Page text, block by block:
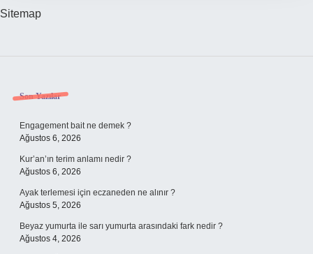
Sitemap
Sidebar
Son Yazılar
Engagement bait ne demek ?
Ağustos 6, 2026
Kur’an’ın terim anlamı nedir ?
Ağustos 6, 2026
Ayak terlemesi için eczaneden ne alınır ?
Ağustos 5, 2026
Beyaz yumurta ile sarı yumurta arasındaki fark nedir ?
Ağustos 4, 2026